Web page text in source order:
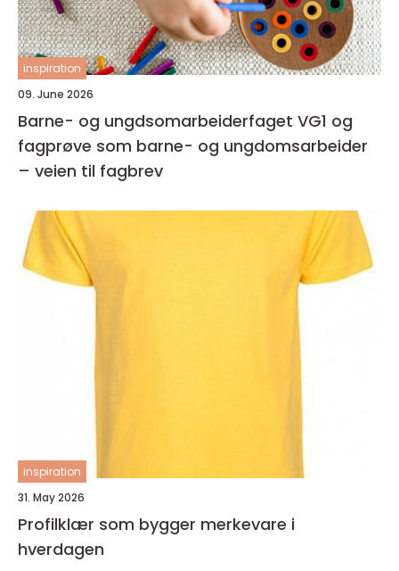
inspiration
09. June 2026
Barne- og ungdsomarbeiderfaget VG1 og
fagprøve som barne- og ungdomsarbeider
– veien til fagbrev
inspiration
31. May 2026
Profilklær som bygger merkevare i
hverdagen